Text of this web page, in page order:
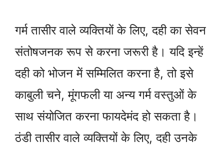
गर्म तासीर वाले व्यक्तियों के लिए, दही का सेवन
संतोषजनक रूप से करना जरूरी है। यदि इन्हें
दही को भोजन में सम्मिलित करना है, तो इसे
काबुली चने, मूंगफली या अन्य गर्म वस्तुओं के
साथ संयोजित करना फायदेमंद हो सकता है।
ठंडी तासीर वाले व्यक्तियों के लिए, दही उनके